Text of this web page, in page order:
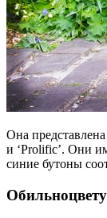
Она
и ‘Prolific’. Они
синие бутоны